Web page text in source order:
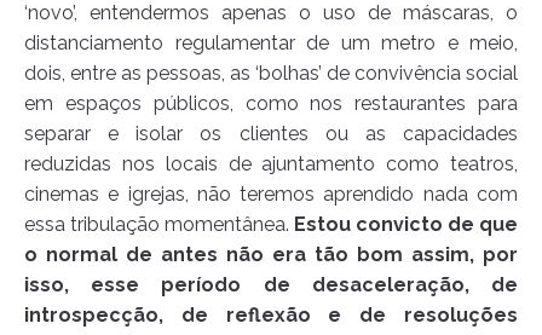
‘novo’, entendermos apenas o uso de máscaras, o
distanciamento regulamentar de um metro e meio,
dois, entre as pessoas, as ‘bolhas’ de convivência social
em espaços públicos, como nos restaurantes para
separar e isolar os clientes ou as capacidades
reduzidas nos locais de ajuntamento como teatros,
cinemas e igrejas, não teremos aprendido nada com
essa tribulação momentânea. Estou convicto de que
o normal de antes não era tão bom assim, por
isso, esse período de desaceleração, de
introspecção, de reflexão e de resoluções